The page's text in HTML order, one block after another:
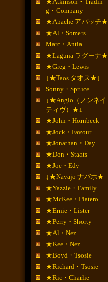
g・Company
★Apache アパッチ★
★Al・Somers
Marc・Antia
★Laguna ラグーナ★
★Greg・Lewis
↓★Taos タオス★↓
Sonny・Spruce
↓★Anglo（ノンネイ
ティヴ）★↓
★John・Hornbeck
★Jock・Favour
★Jonathan・Day
★Don・Staats
★Joe・Edy
↓★Navajo ナバホ★
★Yazzie・Family
★McKee・Platero
★Ernie・Lister
★Perry・Shorty
★Al・Nez
★Kee・Nez
★Boyd・Tsosie
★Richard・Tsosie
★Ric・Charlie